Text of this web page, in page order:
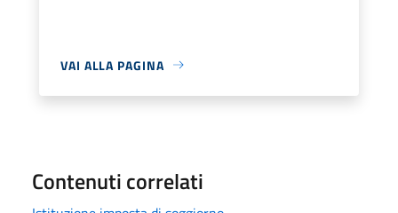
VAI ALLA PAGINA
Contenuti correlati